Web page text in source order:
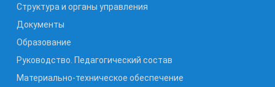
Структура и органы управления
Документы
Образование
Руководство. Педагогический состав
Материально-техническое обеспечение